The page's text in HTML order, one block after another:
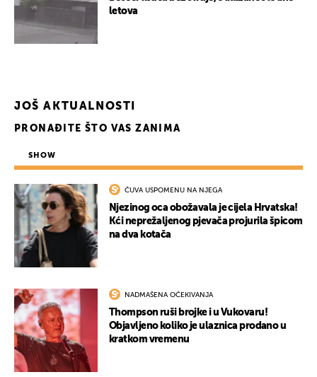
letova
JOŠ AKTUALNOSTI
PRONAĐITE ŠTO VAS ZANIMA
SHOW
ČUVA USPOMENU NA NJEGA
Njezinog oca obožavala je cijela Hrvatska!
Kći neprežaljenog pjevača projurila špicom
na dva kotača
NADMAŠENA OČEKIVANJA
Thompson ruši brojke i u Vukovaru!
Objavljeno koliko je ulaznica prodano u
kratkom vremenu